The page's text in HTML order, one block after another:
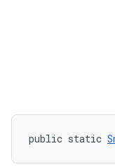
public static